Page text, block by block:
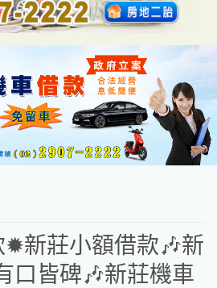
✹新莊小額借款🎶新
口皆碑🎶新莊機車